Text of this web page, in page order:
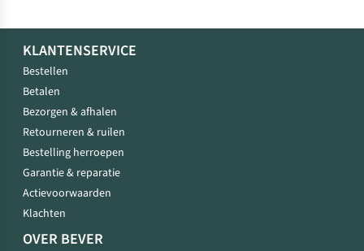
KLANTENSERVICE
Bestellen
Betalen
Bezorgen & afhalen
Retourneren & ruilen
Bestelling herroepen
Garantie & reparatie
Actievoorwaarden
Klachten
OVER BEVER